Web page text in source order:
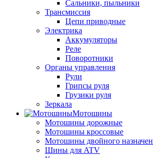
Сальники, пыльники
Трансмиссия
Цепи приводные
Электрика
Аккумуляторы
Реле
Поворотники
Органы управления
Рули
Грипсы руля
Грузики руля
Зеркала
Мотошины
Мотошины дорожные
Мотошины кроссовые
Мотошины двойного
Шины для ATV